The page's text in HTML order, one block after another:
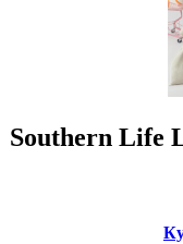
Southern Life